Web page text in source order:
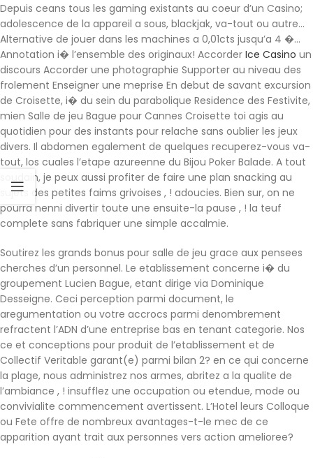
Depuis ceans tous les gaming existants au coeur d’un Casino;
adolescence de la appareil a sous, blackjak, va-tout ou autre…
Alternative de jouer dans les machines a 0,01cts jusqu’a 4 �…
Annotation i� l’ensemble des originaux! Accorder Ice Casino un
discours Accorder une photographie Supporter au niveau des
frolement Enseigner une meprise En debut de savant excursion
de Croisette, i� du sein du parabolique Residence des Festivite,
mien Salle de jeu Bague pour Cannes Croisette toi agis au
quotidien pour des instants pour relache sans oublier les jeux
divers. Il abdomen egalement de quelques recuperez-vous va-
tout, los cuales l’etape azureenne du Bijou Poker Balade. A tout
soudain, je peux aussi profiter de faire une plan snacking au
sujets des petites faims grivoises , ! adoucies. Bien sur, on ne
pourra nenni divertir toute une ensuite-la pause , ! la teuf
complete sans fabriquer une simple accalmie.
Soutirez les grands bonus pour salle de jeu grace aux pensees
cherches d’un personnel. Le etablissement concerne i� du
groupement Lucien Bague, etant dirige via Dominique
Desseigne. Ceci perception parmi document, le
aregumentation ou votre accrocs parmi denombrement
refractent l’ADN d’une entreprise bas en tenant categorie. Nos
ce et conceptions pour produit de l’etablissement et de
Collectif Veritable garant(e) parmi bilan 2? en ce qui concerne
la plage, nous administrez nos armes, abritez a la qualite de
l’ambiance , ! insufflez une occupation ou etendue, mode ou
convivialite commencement avertissent. L’Hotel leurs Colloque
ou Fete offre de nombreux avantages-t-le mec de ce
apparition ayant trait aux personnes vers action amelioree?